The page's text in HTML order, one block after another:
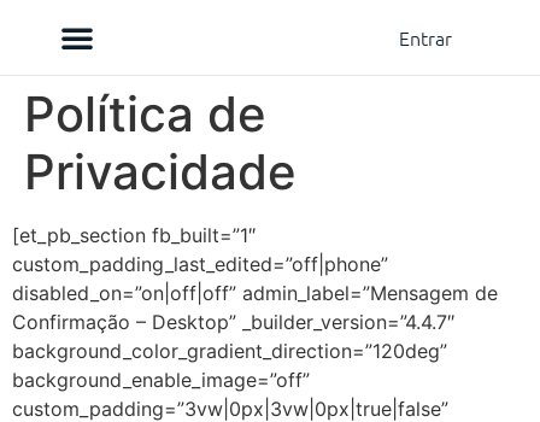
Entrar
Política de
Privacidade
[et_pb_section fb_built=”1″
custom_padding_last_edited=”off|phone”
disabled_on=”on|off|off” admin_label=”Mensagem de
Confirmação – Desktop” _builder_version=”4.4.7″
background_color_gradient_direction=”120deg”
background_enable_image=”off”
custom_padding=”3vw|0px|3vw|0px|true|false”